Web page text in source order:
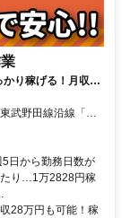
り稼げる！月収28
！服装もラフで
有)
・さいたま市・足
広いエリアからア
日から勤務日数が
たり…1万2828円稼
28万円も可能！稼